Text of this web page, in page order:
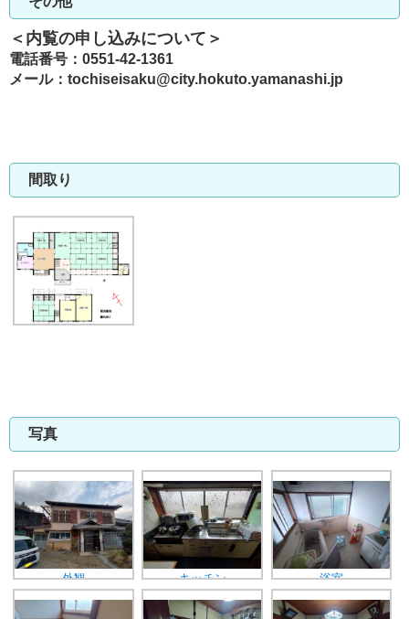
＜内覧の申し込みについて＞
電話番号：0551-42-1361
メール：tochiseisaku@city.hokuto.yamanashi.jp
間取り
写真
外観 キッチン 浴室